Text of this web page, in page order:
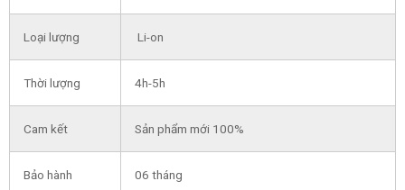
Loại lượng Li-on
Thời lượng 4h-5h
Cam kết Sản phẩm mới 100%
Bảo hành 06 tháng